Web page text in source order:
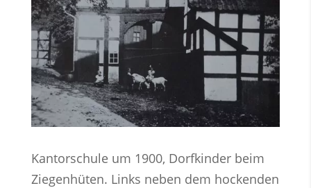
Kantorschule um 1900, Dorfkinder beim
Ziegenhüten. Links neben dem hockenden